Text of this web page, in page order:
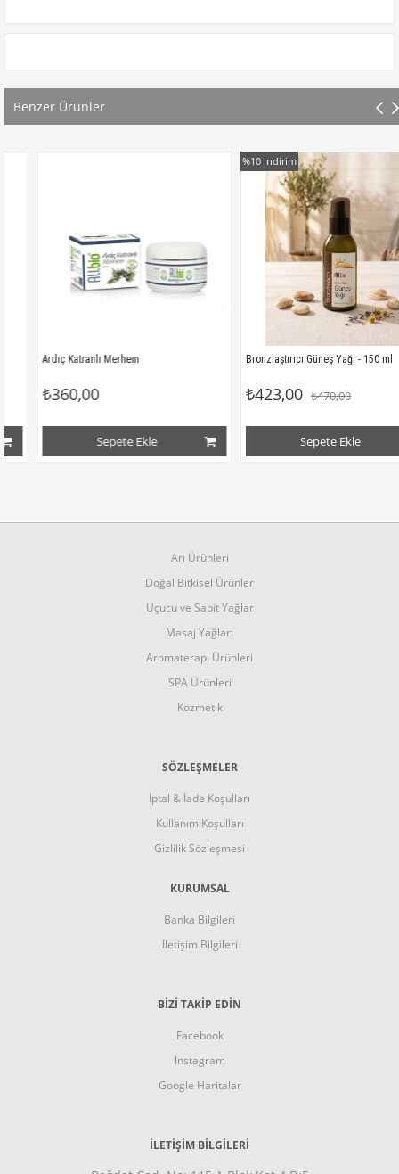
Benzer Ürünler
Ardıç Katranlı Merhem
₺360,00
Sepete Ekle
Bronzlaştırıcı Güneş Yağı - 150 ml
₺423,00 ₺470,00
Sepete Ekle
%10 İndirim
Arı Ürünleri
Doğal Bitkisel Ürünler
Uçucu ve Sabit Yağlar
Masaj Yağları
Aromaterapi Ürünleri
SPA Ürünleri
Kozmetik
SÖZLEŞMELER
İptal & İade Koşulları
Kullanım Koşulları
Gizlilik Sözleşmesi
KURUMSAL
Banka Bilgileri
İletişim Bilgileri
BİZİ TAKİP EDİN
Facebook
Instagram
Google Haritalar
İLETİŞİM BİLGİLERİ